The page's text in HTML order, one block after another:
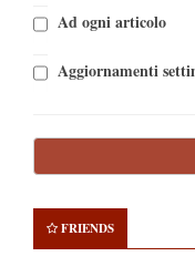
Ad ogni articolo
Aggiornamenti
FRIENDS